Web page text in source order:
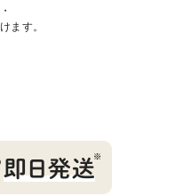
ます。